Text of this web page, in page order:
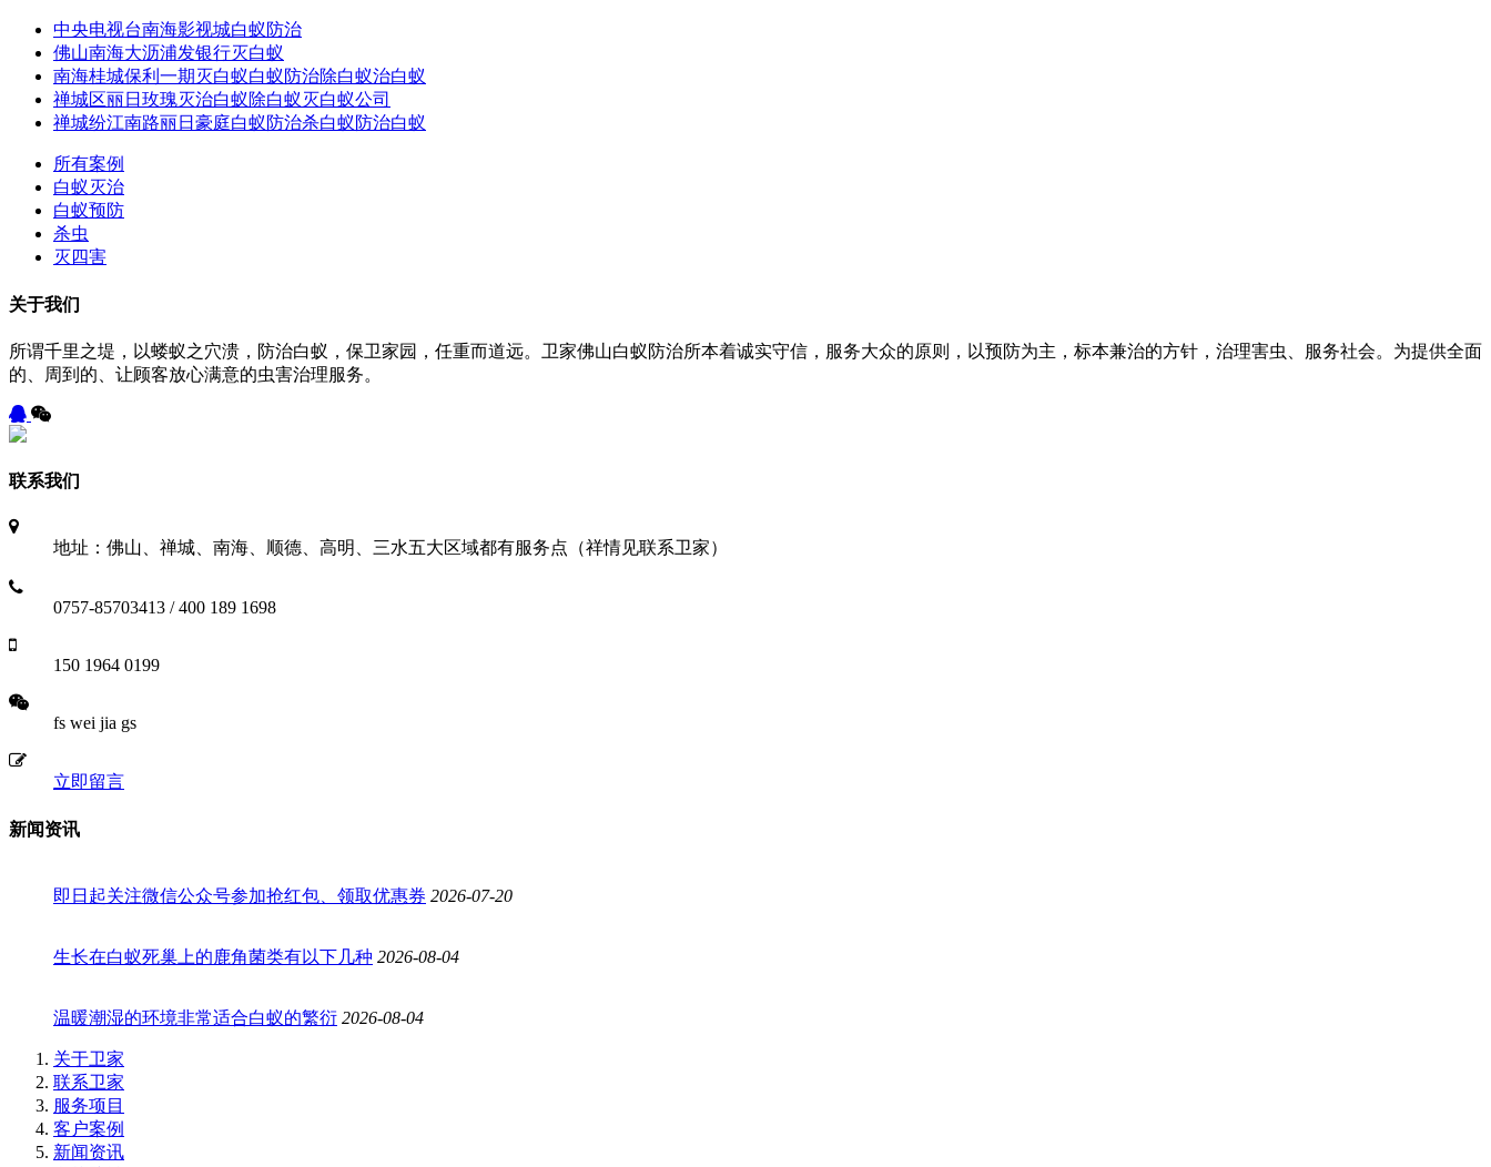
中央电视台南海影视城白蚁防治
佛山南海大沥浦发银行灭白蚁
南海桂城保利一期灭白蚁白蚁防治除白蚁治白蚁
禅城区丽日玫瑰灭治白蚁除白蚁灭白蚁公司
禅城纷江南路丽日豪庭白蚁防治杀白蚁防治白蚁
所有案例
白蚁灭治
白蚁预防
杀虫
灭四害
关于我们
所谓千里之堤，以蝼蚁之穴溃，防治白蚁，保卫家园，任重而道远。卫家佛山白蚁防治所本着诚实守信，服务大众的原则，以预防为主，标本兼治的方针，治理害虫、服务社会。为提供全面
的、周到的、让顾客放心满意的虫害治理服务。
联系我们
地址：佛山、禅城、南海、顺德、高明、三水五大区域都有服务点（祥情见联系卫家）
0757-85703413 / 400 189 1698
150 1964 0199
fs wei jia gs
立即留言
新闻资讯
即日起关注微信公众号参加抢红包、领取优惠券 2026-07-20
生长在白蚁死巢上的鹿角菌类有以下几种 2026-08-04
温暖潮湿的环境非常适合白蚁的繁衍 2026-08-04
关于卫家
联系卫家
服务项目
客户案例
新闻资讯